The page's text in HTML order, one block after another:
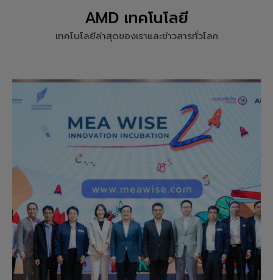
AMD เทคโนโลยี
เทคโนโลยีล่าสุดของเราและข่าวสารทั่วโลก